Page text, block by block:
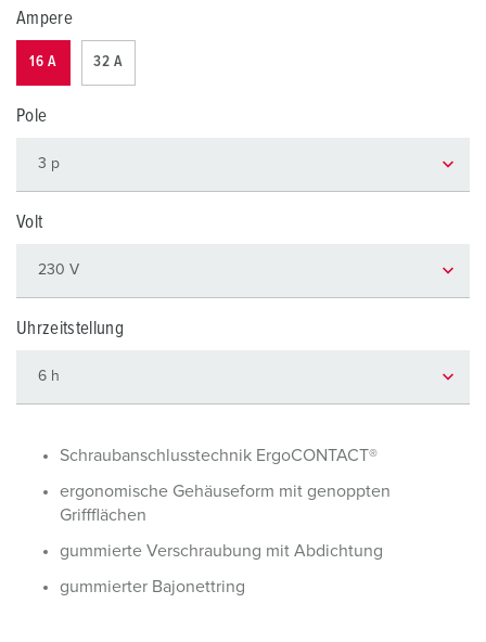
Ampere
16 A 32 A
Pole
Volt
Uhrzeitstellung
Schraubanschlusstechnik ErgoCONTACT®
ergonomische Gehäuseform mit genoppten
Griffflächen
gummierte Verschraubung mit Abdichtung
gummierter Bajonettring